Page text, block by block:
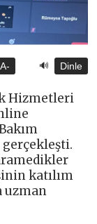
A- 🔊 Dinle
Hizmetleri
katılım
uzman